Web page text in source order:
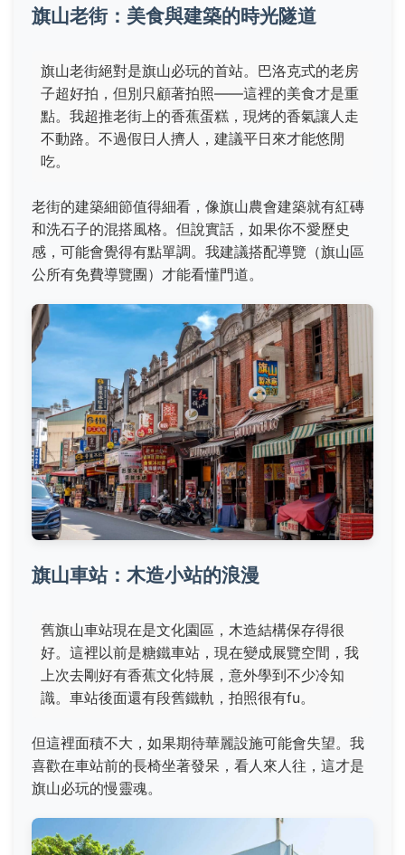
旗山老街：美食與建築的時光隧道
旗山老街絕對是旗山必玩的首站。巴洛克式的老房
子超好拍，但別只顧著拍照——這裡的美食才是重
點。我超推老街上的香蕉蛋糕，現烤的香氣讓人走
不動路。不過假日人擠人，建議平日來才能悠閒
吃。
老街的建築細節值得細看，像旗山農會建築就有紅磚
和洗石子的混搭風格。但說實話，如果你不愛歷史
感，可能會覺得有點單調。我建議搭配導覽（旗山區
公所有免費導覽團）才能看懂門道。
旗山車站：木造小站的浪漫
舊旗山車站現在是文化園區，木造結構保存得很
好。這裡以前是糖鐵車站，現在變成展覽空間，我
上次去剛好有香蕉文化特展，意外學到不少冷知
識。車站後面還有段舊鐵軌，拍照很有fu。
但這裡面積不大，如果期待華麗設施可能會失望。我
喜歡在車站前的長椅坐著發呆，看人來人往，這才是
旗山必玩的慢靈魂。